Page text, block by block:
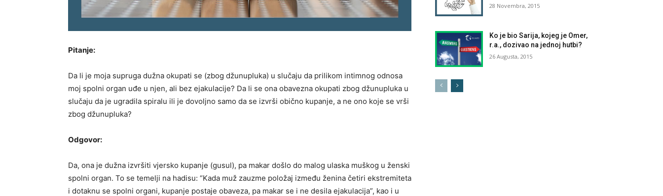
Pitanje:
Da li je moja supruga dužna okupati se (zbog džunupluka) u slučaju da prilikom intimnog odnosa
moj spolni organ uđe u njen, ali bez ejakulacije? Da li se ona obavezna okupati zbog džunupluka u
slučaju da je ugradila spiralu ili je dovoljno samo da se izvrši obično kupanje, a ne ono koje se vrši
zbog džunupluka?
Odgovor:
Da, ona je dužna izvršiti vjersko kupanje (gusul), pa makar došlo do malog ulaska muškog u ženski
spolni organ. To se temelji na hadisu: “Kada muž zauzme položaj između ženina četiri ekstremiteta
i dotaknu se spolni organi, kupanje postaje obaveza, pa makar se i ne desila ejakulacija”, kao i u
28 Novembra, 2015
Ko je bio Sarija, kojeg je Omer,
r.a., dozivao na jednoj hutbi?
26 Augusta, 2015